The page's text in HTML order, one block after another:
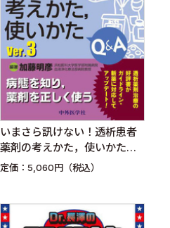
いまさら訊けない！透析患者
薬剤の考えかた，使いかた
Q&A Ver.3
定価：5,060円（税込）